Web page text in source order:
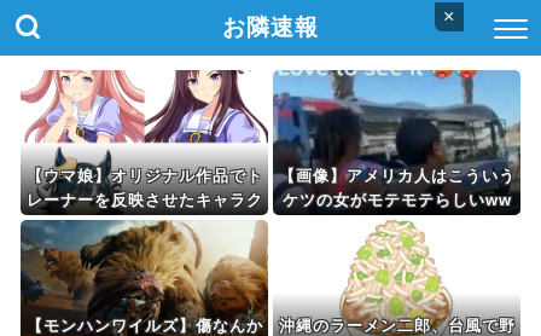
×
お隣速報
【ウマ娘】オリジナル作品でト
レーナーを反映させたキャラク
ターを出したらリアリティがな
いと言われてしまった…
【画像】アメリカ人はこういう
ケツの女がモテモテらしいww
wwwww
【モンハンワイルズ】傷なんか
沖縄のラーメン二郎、台風で野